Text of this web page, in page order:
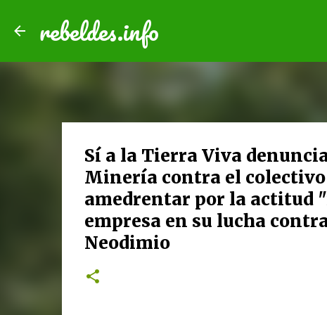
rebeldes.info
Sí a la Tierra Viva
Minería contra el colectivo
amedrentar por la actitud
empresa en su lucha
Neodimio